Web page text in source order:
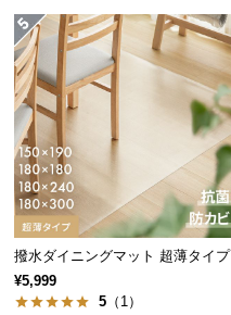
お
客
様
サ
ー
ト
撥水ダイニングマット 超薄タイプ
¥5,999
5 （1）